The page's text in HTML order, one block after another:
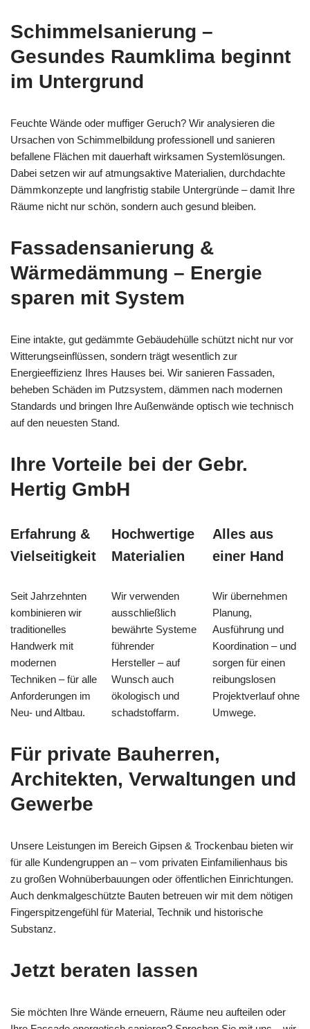
Schimmelsanierung –
Gesundes Raumklima beginnt
im Untergrund
Feuchte Wände oder muffiger Geruch? Wir analysieren die
Ursachen von Schimmelbildung professionell und sanieren
befallene Flächen mit dauerhaft wirksamen Systemlösungen.
Dabei setzen wir auf atmungsaktive Materialien, durchdachte
Dämmkonzepte und langfristig stabile Untergründe – damit Ihre
Räume nicht nur schön, sondern auch gesund bleiben.
Fassadensanierung &
Wärmedämmung – Energie
sparen mit System
Eine intakte, gut gedämmte Gebäudehülle schützt nicht nur vor
Witterungseinflüssen, sondern trägt wesentlich zur
Energieeffizienz Ihres Hauses bei. Wir sanieren Fassaden,
beheben Schäden im Putzsystem, dämmen nach modernen
Standards und bringen Ihre Außenwände optisch wie technisch
auf den neuesten Stand.
Ihre Vorteile bei der Gebr.
Hertig GmbH
Erfahrung &
Vielseitigkeit
Seit Jahrzehnten
kombinieren wir
traditionelles
Handwerk mit
modernen
Techniken – für alle
Anforderungen im
Neu- und Altbau.
Hochwertige
Materialien
Wir verwenden
ausschließlich
bewährte Systeme
führender
Hersteller – auf
Wunsch auch
ökologisch und
schadstoffarm.
Alles aus
einer Hand
Wir übernehmen
Planung,
Ausführung und
Koordination – und
sorgen für einen
reibungslosen
Projektverlauf ohne
Umwege.
Für private Bauherren,
Architekten, Verwaltungen und
Gewerbe
Unsere Leistungen im Bereich Gipsen & Trockenbau bieten wir
für alle Kundengruppen an – vom privaten Einfamilienhaus bis
zu großen Wohnüberbauungen oder öffentlichen Einrichtungen.
Auch denkmalgeschützte Bauten betreuen wir mit dem nötigen
Fingerspitzengefühl für Material, Technik und historische
Substanz.
Jetzt beraten lassen
Sie möchten Ihre Wände erneuern, Räume neu aufteilen oder